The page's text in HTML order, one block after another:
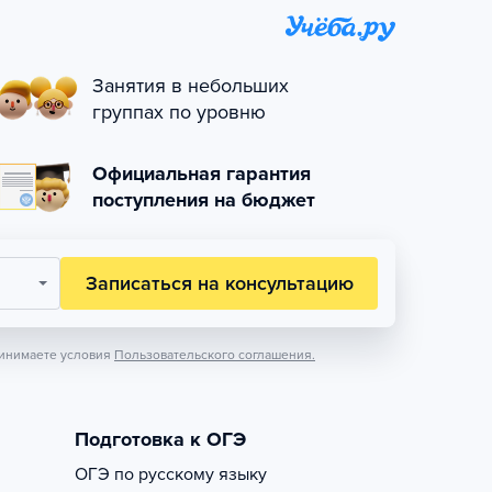
Занятия в небольших
группах по уровню
Официальная гарантия
поступления на бюджет
Записаться на консультацию
условия Пользовательского соглашения.
Подготовка к ОГЭ
ОГЭ по русскому языку